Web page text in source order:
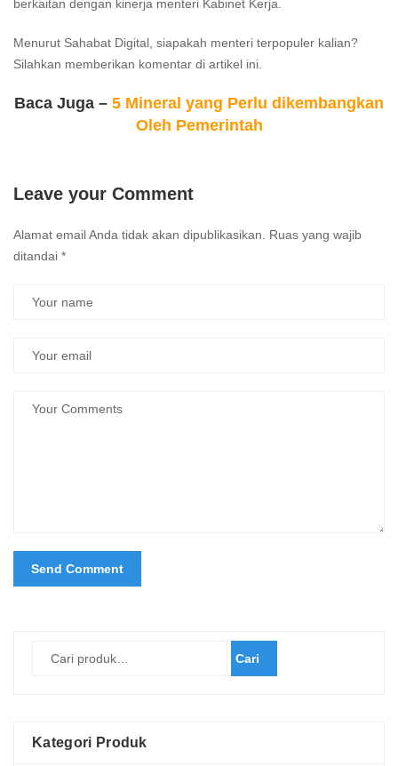
berkaitan dengan kinerja menteri Kabinet Kerja.
Menurut Sahabat Digital, siapakah menteri terpopuler kalian?
Silahkan memberikan komentar di artikel ini.
Baca Juga – 5 Mineral yang Perlu dikembangkan
Oleh Pemerintah
Leave your Comment
Alamat email Anda tidak akan dipublikasikan.
Ruas yang wajib
ditandai *
Cari
Kategori Produk